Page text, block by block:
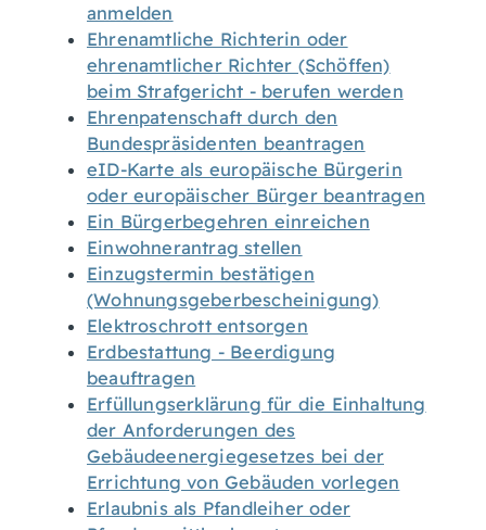
anmelden
Ehrenamtliche Richterin oder
ehrenamtlicher Richter (Schöffen)
beim Strafgericht - berufen werden
Ehrenpatenschaft durch den
Bundespräsidenten beantragen
eID-Karte als europäische Bürgerin
oder europäischer Bürger beantragen
Ein Bürgerbegehren einreichen
Einwohnerantrag stellen
Einzugstermin bestätigen
(Wohnungsgeberbescheinigung)
Elektroschrott entsorgen
Erdbestattung - Beerdigung
beauftragen
Erfüllungserklärung für die Einhaltung
der Anforderungen des
Gebäudeenergiegesetzes bei der
Errichtung von Gebäuden vorlegen
Erlaubnis als Pfandleiher oder